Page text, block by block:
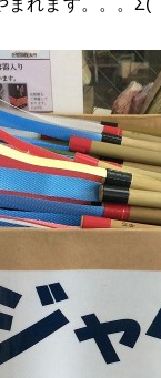
まれます。。。